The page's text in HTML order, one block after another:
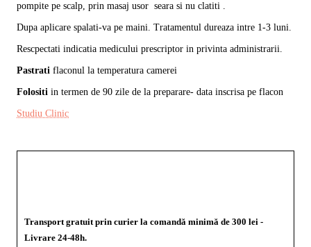
pompite pe scalp, prin masaj usor seara si nu clatiti .
Dupa aplicare spalati-va pe maini. Tratamentul dureaza intre 1-3 luni.
Rescpectati indicatia medicului prescriptor in privinta administrarii.
Pastrati flaconul la temperatura camerei
Folositi in termen de 90 zile de la preparare- data inscrisa pe flacon
Studiu Clinic
Transport gratuit prin curier la comandă minimă de 300 lei -
Livrare 24-48h.